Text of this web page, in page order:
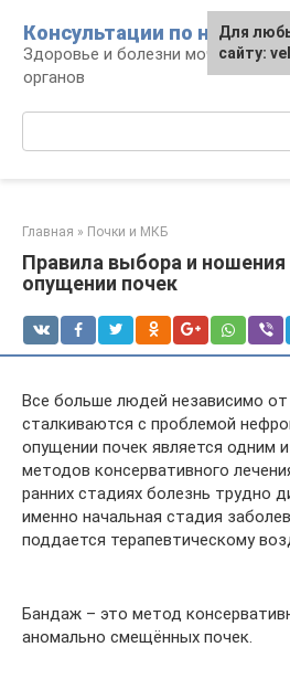
контенту
Консультации по
Здоровье и болезни
органов
Главная » Почки и МКБ
Правила выбора и
опущении почек
Все больше людей независимо от
сталкиваются с проблемой
опущении почек является одним
методов консервативного
ранних стадиях болезнь трудно
именно начальная стадия
поддается терапевтическому
Бандаж – это метод
аномально смещённых почек.
Для
сайту: